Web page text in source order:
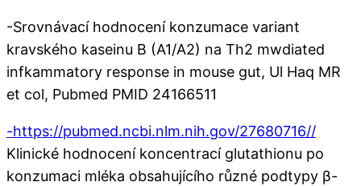
-Srovnávací hodnocení konzumace variant
kravského kaseinu B (A1/A2) na Th2 mwdiated
infkammatory response in mouse gut, Ul Haq MR
et col, Pubmed PMID 24166511
-https://pubmed.ncbi.nlm.nih.gov/27680716//
Klinické hodnocení koncentrací glutathionu po
konzumaci mléka obsahujícího různé podtypy β-